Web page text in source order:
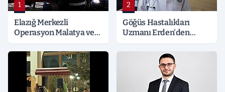
1
Elazığ Merkezli
Operasyon Malatya ve
Detaylar Merak Konusu
2
Göğüs Hastalıkları
Uzmanı Erden'den